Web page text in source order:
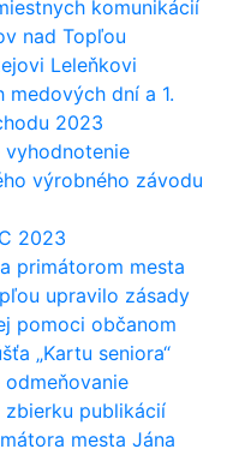
komunikácií
nad Topľou
Leleňkovi
medových dní a 1.
2023
výrobného závodu
2023
primátorom mesta
upravilo zásady
pomoci občanom
„Kartu seniora“
publikácií
mesta Jána